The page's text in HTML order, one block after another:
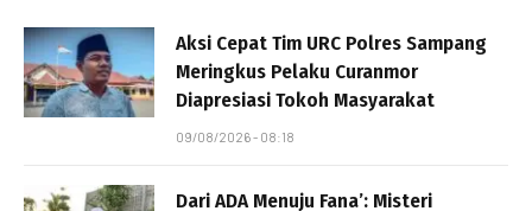
Aksi Cepat Tim URC Polres Sampang
Meringkus Pelaku Curanmor
Diapresiasi Tokoh Masyarakat
09/08/2026 - 08:18
Dari ADA Menuju Fana’: Misteri